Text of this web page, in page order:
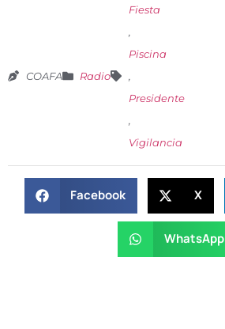
COAFA Radio
Fiesta
,
Piscina
,
Presidente
,
Vigilancia
Facebook X
WhatsApp